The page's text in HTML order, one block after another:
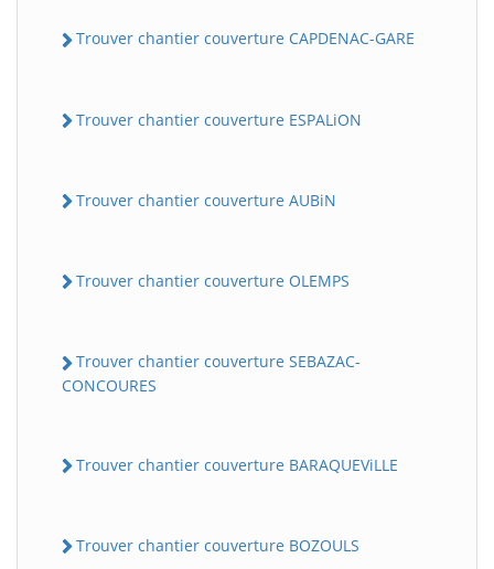
Trouver chantier couverture CAPDENAC-GARE
Trouver chantier couverture ESPALiON
Trouver chantier couverture AUBiN
Trouver chantier couverture OLEMPS
Trouver chantier couverture SEBAZAC-
CONCOURES
Trouver chantier couverture BARAQUEViLLE
Trouver chantier couverture BOZOULS